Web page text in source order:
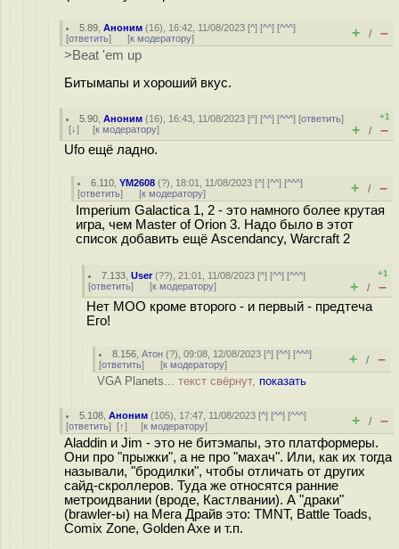
5.89 ,Аноним (16), 16:42, 11/08/2023 [^] [^^] [^^^]
[ответить] [к модератору] + / –
>Beat 'em up
Битымапы и хороший вкус.
5.90 ,Аноним (16), 16:43, 11/08/2023 [^] [^^] [^^^] [ответить]
[↓] [к модератору]
+1
+ / –
Ufo ещё ладно.
6.110 ,YM2608 (?), 18:01, 11/08/2023 [^] [^^] [^^^]
[ответить] [к модератору] + / –
Imperium Galactica 1, 2 - это намного более крутая
игра, чем Master of Orion 3. Надо было в этот
список добавить ещё Ascendancy, Warcraft 2
7.133 ,User(??), 21:01, 11/08/2023 [^] [^^] [^^^]
[ответить] [к модератору]
+1
+ / –
Нет МОО кроме второго - и первый - предтеча
Его!
8.156 ,Атон (?), 09:08, 12/08/2023 [^] [^^] [^^^]
[ответить] [к модератору] + / –
VGA Planets... текст свёрнут, показать
5.108 ,Аноним (105), 17:47, 11/08/2023 [^] [^^] [^^^]
[ответить] [↑] [к модератору] + / –
Aladdin и Jim - это не битэмапы, это платформеры.
Они про "прыжки", а не про "махач". Или, как их тогда
называли, "бродилки", чтобы отличать от других
сайд-скроллеров. Туда же относятся ранние
метроидвании (вроде, Кастлвании). А "драки"
(brawler-ы) на Мега Драйв это: TMNT, Battle Toads,
Comix Zone, Golden Axe и т.п.